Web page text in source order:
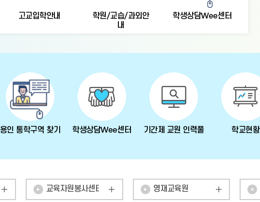
고교입학안내
학원/교습/과외안
내
학생상담Wee센터
용인 통학구역 찾기 학생상담Wee센터 기간제 교원 인력풀 학교현황
교육자원봉사센터 영재교육원